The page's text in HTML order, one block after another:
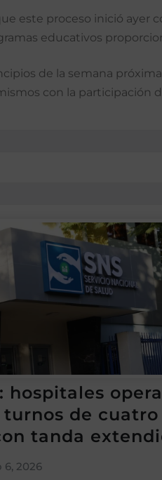
este proceso inició ayer
educativos
de la semana
con la participación
hospitales
de cuatro
tanda
6, 2026